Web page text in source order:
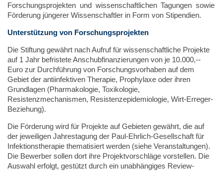
Forschungsprojekten und wissenschaftlichen Tagungen sowie
Förderung jüngerer Wissenschaftler in Form von Stipendien.
Unterstützung von Forschungsprojekten
Die Stiftung gewährt nach Aufruf für wissenschaftliche Projekte
auf 1 Jahr befristete Anschubfinanzierungen von je 10.000,--
Euro zur Durchführung von Forschungsvorhaben auf dem
Gebiet der antiinfektiven Therapie, Prophylaxe oder ihren
Grundlagen (Pharmakologie, Toxikologie,
Resistenzmechanismen, Resistenzepidemiologie, Wirt-Erreger-
Beziehung).
Die Förderung wird für Projekte auf Gebieten gewährt, die auf
der jeweiligen Jahrestagung der Paul-Ehrlich-Gesellschaft für
Infektionstherapie thematisiert werden (siehe Veranstaltungen).
Die Bewerber sollen dort ihre Projektvorschläge vorstellen. Die
Auswahl erfolgt, gestützt durch ein unabhängiges Review-